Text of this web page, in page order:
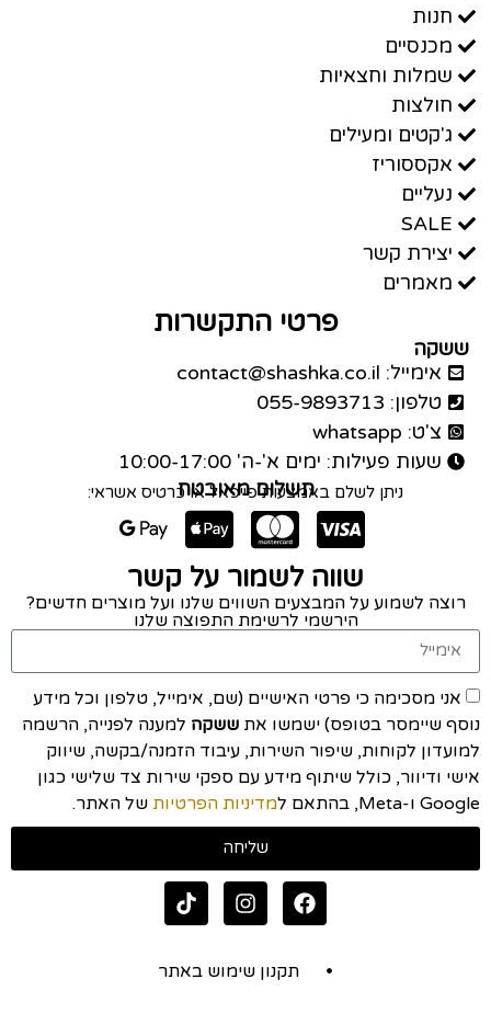
חנות
מכנסיים
שמלות וחצאיות
חולצות
ג'קטים ומעילים
אקססוריז
נעליים
SALE
יצירת קשר
מאמרים
פרטי התקשרות
ששקה
אימייל: contact@shashka.co.il
טלפון: 055-9893713
צ'ט: whatsapp
שעות פעילות: ימים א'-ה' 10:00-17:00
תשלום מאובטח
ניתן לשלם באמצעות פייפאל או כרטיס אשראי:
שווה לשמור על קשר
רוצה לשמוע על המבצעים השווים שלנו ועל מוצרים חדשים?
הירשמי לרשימת התפוצה שלנו
אני מסכימה כי פרטי האישיים (שם, אימייל, טלפון וכל מידע
נוסף שיימסר בטופס) ישמשו את ששקה למענה לפנייה, הרשמה
למועדון לקוחות, שיפור השירות, עיבוד הזמנה/בקשה, שיווק
אישי ודיוור, כולל שיתוף מידע עם ספקי שירות צד שלישי כגון
Google ו-Meta, בהתאם ל
מדיניות הפרטיות של האתר.
שליחה
תקנון שימוש באתר